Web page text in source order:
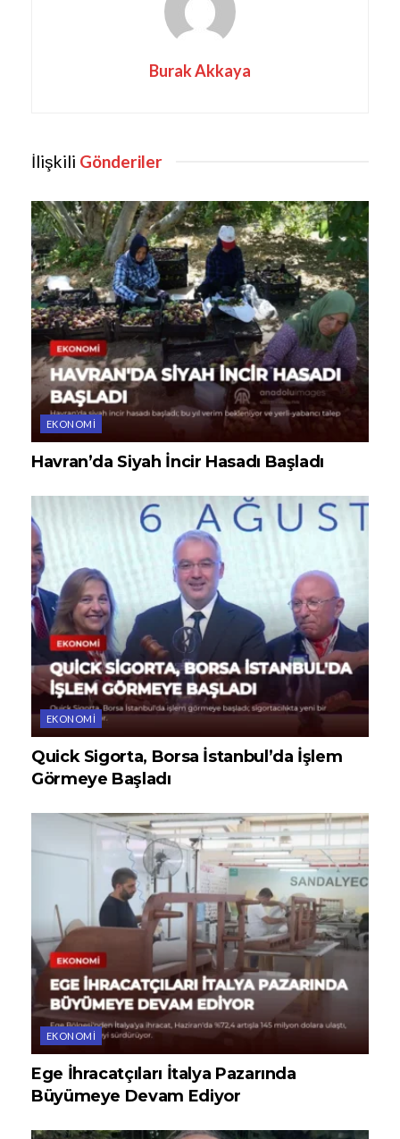
Burak Akkaya
İlişkili Gönderiler
EKONOMI
Havran’da Siyah İncir Hasadı Başladı
EKONOMI
Quick Sigorta, Borsa İstanbul’da İşlem
Görmeye Başladı
EKONOMI
Ege İhracatçıları İtalya Pazarında
Büyümeye Devam Ediyor